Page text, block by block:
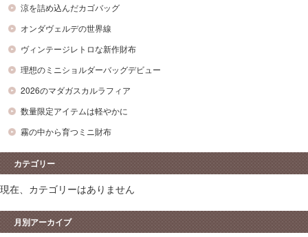
涼を詰め込んだカゴバッグ
オンダヴェルデの世界線
ヴィンテージレトロな新作財布
理想のミニショルダーバッグデビュー
2026のマダガスカルラフィア
数量限定アイテムは軽やかに
霧の中から育つミニ財布
カテゴリー
現在、カテゴリーはありません
月別アーカイブ